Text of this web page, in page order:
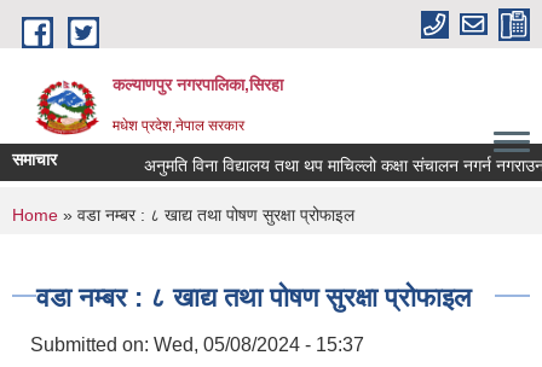
Skip to main content
कल्याणपुर नगरपालिका,सिरहा
मधेश प्रदेश,नेपाल सरकार
समाचार अनुमति विना विद्यालय तथा थप माचिल्लो कक्षा संचालन नगर्न नगराउन
You are here
Home » वडा नम्बर : ८ खाद्य तथा पोषण सुरक्षा प्रोफाइल
वडा नम्बर : ८ खाद्य तथा पोषण सुरक्षा प्रोफाइल
Submitted on: Wed, 05/08/2024 - 15:37